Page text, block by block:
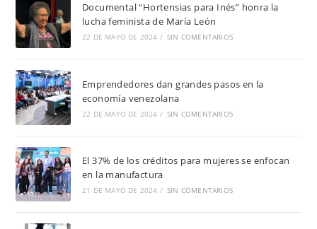
Documental “Hortensias para Inés” honra la
lucha feminista de María León
22 DE MAYO DE 2024 / SIN COMENTARIOS
Emprendedores dan grandes pasos en la
economía venezolana
22 DE MAYO DE 2024 / SIN COMENTARIOS
El 37% de los créditos para mujeres se enfocan
en la manufactura
21 DE MAYO DE 2024 / SIN COMENTARIOS